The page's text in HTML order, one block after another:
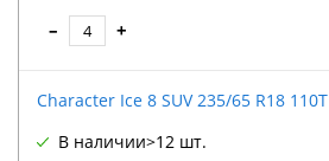
– +
Character Ice 8 SUV 235/65 R18 110T
В наличии>12 шт.